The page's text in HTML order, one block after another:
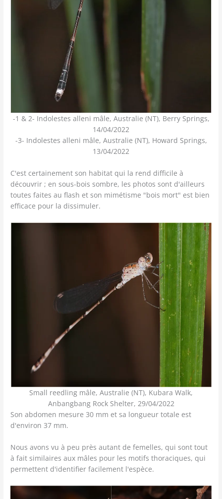
-1 & 2- Indolestes alleni mâle, Australie (NT), Berry Springs,
14/04/2022
-3- Indolestes alleni mâle, Australie (NT), Howard Springs,
13/04/2022
C'est certainement son habitat qui la rend difficile à
découvrir ; en sous-bois sombre, les photos sont d'ailleurs
toutes faites au flash et son mimétisme "bois mort" est bien
efficace pour la dissimuler.
Small reedling mâle, Australie (NT), Kubara Walk,
Anbangbang Rock Shelter, 29/04/2022
Son abdomen mesure 30 mm et sa longueur totale est
d'environ 37 mm.
Nous avons vu à peu près autant de femelles, qui sont tout
à fait similaires aux mâles pour les motifs thoraciques, qui
permettent d'identifier facilement l'espèce.